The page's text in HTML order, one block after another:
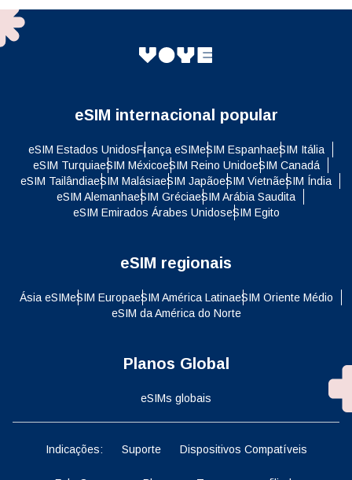
eSIM internacional popular
eSIM Estados UnidosFrança eSIMeSIM EspanhaeSIM Itália
eSIM TurquiaeSIM MéxicoeSIM Reino UnidoeSIM Canadá
eSIM TailândiaeSIM MalásiaeSIM JapãoeSIM VietnãeSIM Índia
eSIM AlemanhaeSIM GréciaeSIM Arábia Saudita
eSIM Emirados Árabes UnidoseSIM Egito
eSIM regionais
Ásia eSIMeSIM EuropaeSIM América LatinaeSIM Oriente Médio
eSIM da América do Norte
Planos Global
eSIMs globais
Indicações: Suporte Dispositivos Compatíveis